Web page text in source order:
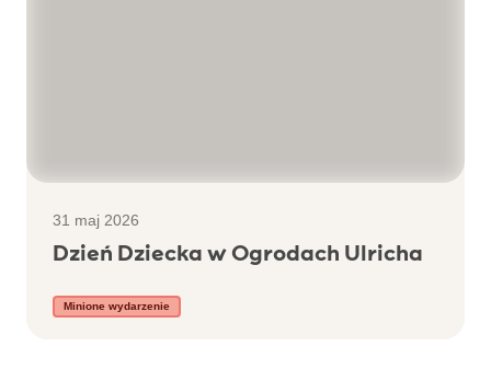
31 maj 2026
Dzień Dziecka w Ogrodach Ulricha
Minione wydarzenie